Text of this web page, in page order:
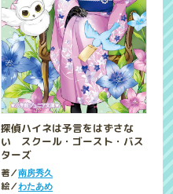
探偵ハイネは予言をはずさな
い スクール・ゴースト・バス
ターズ
著／南房秀久
絵／わたあめ